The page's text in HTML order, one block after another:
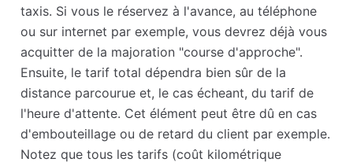
taxis. Si vous le réservez à l'avance, au téléphone
ou sur internet par exemple, vous devrez déjà vous
acquitter de la majoration "course d'approche".
Ensuite, le tarif total dépendra bien sûr de la
distance parcourue et, le cas écheant, du tarif de
l'heure d'attente. Cet élément peut être dû en cas
d'embouteillage ou de retard du client par exemple.
Notez que tous les tarifs (coût kilométrique